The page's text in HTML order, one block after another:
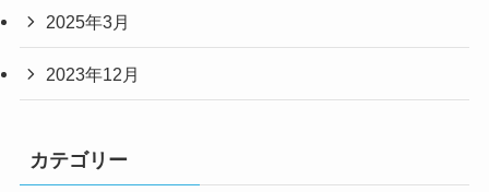
2025年3月
2023年12月
カテゴリー